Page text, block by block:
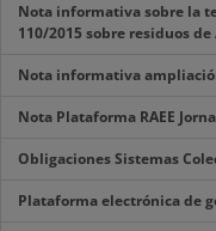
Nota informativa sobre la
110/2015 sobre residuos de
Nota informativa
Nota Plataforma RAEE
Obligaciones Sistemas
Plataforma electrónica de